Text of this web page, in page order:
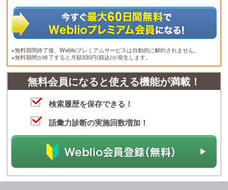
※無料期間終了後、Weblioプレミアムサービスは自動的に解約されません。
※無料期間が終了すると月額330円(税込)が発生します。
無料会員になると使える機能が満載！
検索履歴を保存できる！
語彙力診断の実施回数増加！